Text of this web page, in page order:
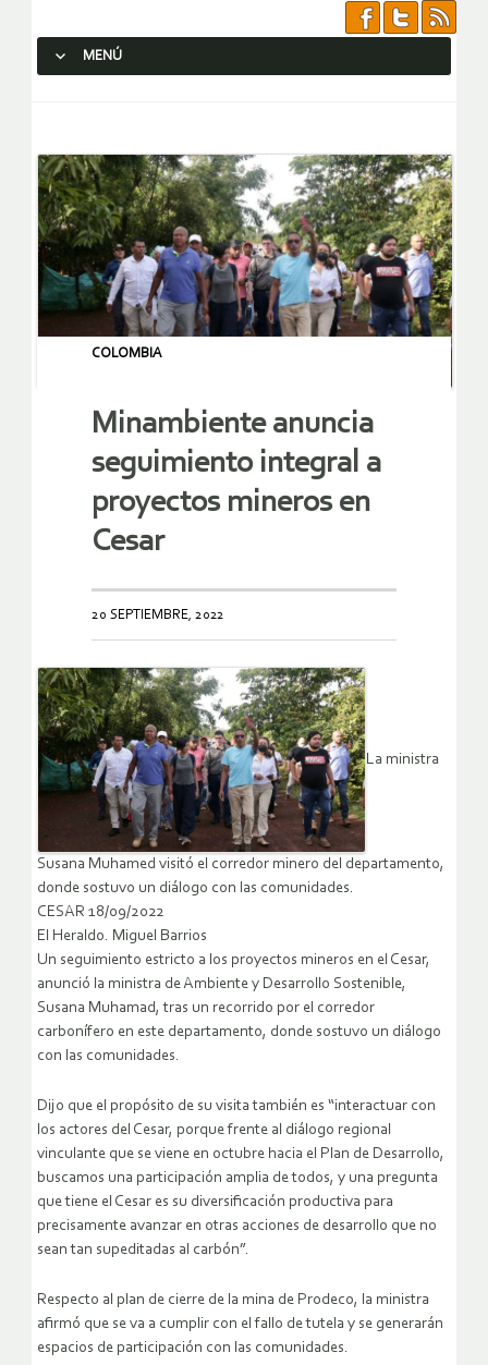
MENÚ
COLOMBIA
Minambiente anuncia
seguimiento integral a
proyectos mineros en
Cesar
20 SEPTIEMBRE, 2022
La ministra
Susana Muhamed visitó el corredor minero del departamento,
donde sostuvo un diálogo con las comunidades.
CESAR 18/09/2022
El Heraldo. Miguel Barrios
Un seguimiento estricto a los proyectos mineros en el Cesar,
anunció la ministra de Ambiente y Desarrollo Sostenible,
Susana Muhamad, tras un recorrido por el corredor
carbonífero en este departamento, donde sostuvo un diálogo
con las comunidades.
Dijo que el propósito de su visita también es “interactuar con
los actores del Cesar, porque frente al diálogo regional
vinculante que se viene en octubre hacia el Plan de Desarrollo,
buscamos una participación amplia de todos, y una pregunta
que tiene el Cesar es su diversificación productiva para
precisamente avanzar en otras acciones de desarrollo que no
sean tan supeditadas al carbón”.
Respecto al plan de cierre de la mina de Prodeco, la ministra
afirmó que se va a cumplir con el fallo de tutela y se generarán
espacios de participación con las comunidades.